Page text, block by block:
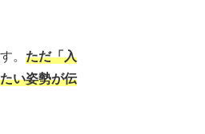
。 ただ「入
い姿勢が伝